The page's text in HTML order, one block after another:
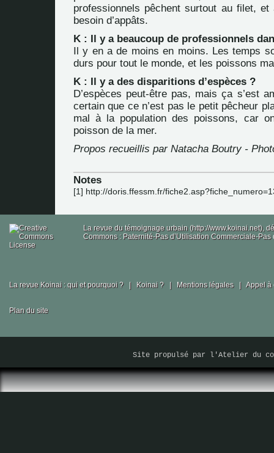
professionnels pêchent surtout au filet, et
besoin d’appâts.
K : Il y a beaucoup de professionnels
Il y en a de moins en moins. Les temps
durs pour tout le monde, et les poissons
K : Il y a des disparitions d’espèces ?
D’espèces peut-être pas, mais ça s’est
certain que ce n’est pas le petit pêcheur
mal à la population des poissons, car
poisson de la mer.
Propos recueillis par Natacha Boutry -
Notes
[1] http://doris.ffessm.fr/
La revue du témoignage urbain (http://www.koinai.net),
Commons : Paternité-Pas d’Utilisation Commerciale-
La revue Koinai : qui et pourquoi ? | Koinai ? | Mentions légales | Appel à
Plan du site
Site propulsé par l'Atelier du